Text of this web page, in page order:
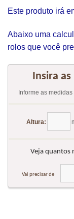
Este produto irá
Abaixo uma
rolos que você